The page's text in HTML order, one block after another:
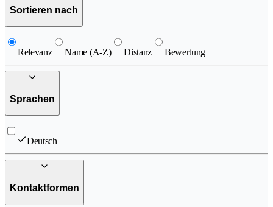
Sortieren nach
Relevanz Name (A-Z) Distanz Bewertung
Sprachen
Deutsch
Kontaktformen